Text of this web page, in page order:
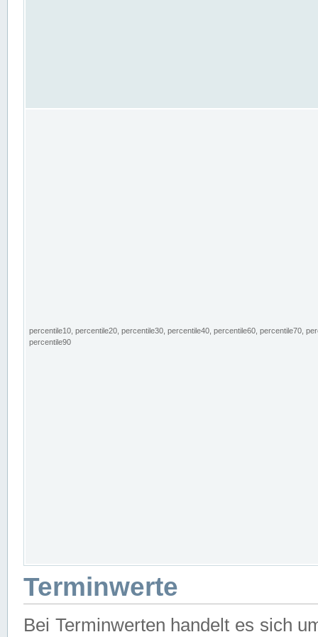
percentile10, percentile20, percentile30, percentile40, percentile60, percentile70,
percentile90
Terminwerte
Bei Terminwerten handelt es sich